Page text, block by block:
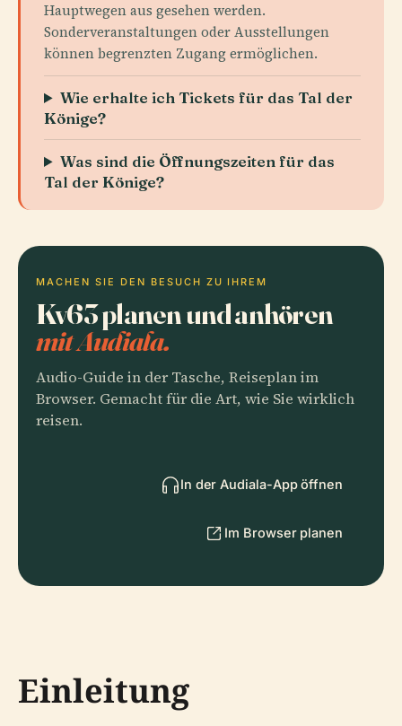
Hauptwegen aus gesehen werden.
Sonderveranstaltungen oder Ausstellungen
können begrenzten Zugang ermöglichen.
Wie erhalte ich Tickets für das Tal der
Könige?
Was sind die Öffnungszeiten für das
Tal der Könige?
MACHEN SIE DEN BESUCH ZU IHREM
Kv63 planen und anhören
mit Audiala.
Audio-Guide in der Tasche, Reiseplan im
Browser. Gemacht für die Art, wie Sie wirklich
reisen.
In der Audiala-App öffnen
Im Browser planen
Einleitung